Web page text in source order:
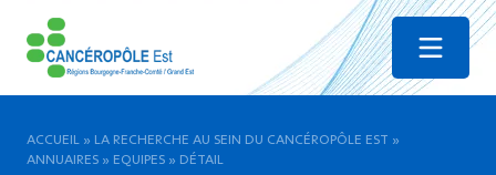
Menu
ACCUEIL » LA RECHERCHE AU SEIN DU CANCÉROPÔLE EST »
ANNUAIRES » EQUIPES » DÉTAIL